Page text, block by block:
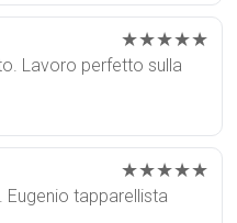
★★★★★
Lavoro perfetto sulla
★★★★★
Eugenio tapparellista